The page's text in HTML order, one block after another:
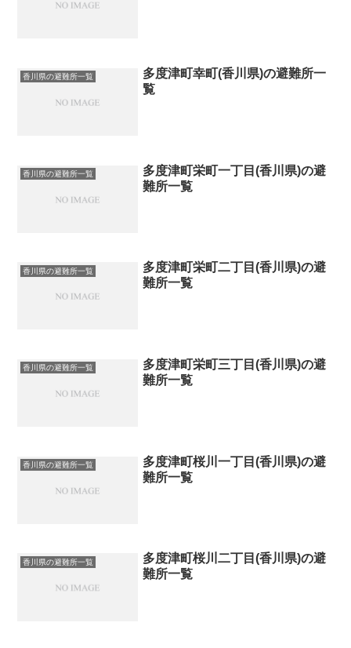
香川県の避難所一覧
多度津町幸町(香川県)の避難所一
覧
香川県の避難所一覧
多度津町栄町一丁目(香川県)の避
難所一覧
香川県の避難所一覧
多度津町栄町二丁目(香川県)の避
難所一覧
香川県の避難所一覧
多度津町栄町三丁目(香川県)の避
難所一覧
香川県の避難所一覧
多度津町桜川一丁目(香川県)の避
難所一覧
香川県の避難所一覧
多度津町桜川二丁目(香川県)の避
難所一覧